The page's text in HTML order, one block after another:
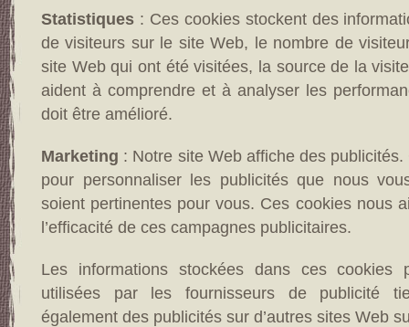
Statistiques : Ces cookies stockent des
de visiteurs sur le site Web, le nombre de
site Web qui ont été visitées, la source de la
aident à comprendre et à analyser les
doit être amélioré.
Marketing : Notre site Web affiche des
pour personnaliser les publicités que nous
soient pertinentes pour vous. Ces cookies nous
l’efficacité de ces campagnes publicitaires.
Les informations stockées dans ces cookies
utilisées par les fournisseurs de publicité
également des publicités sur d’autres sites Web